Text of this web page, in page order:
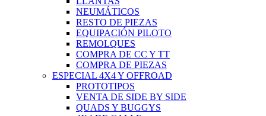
NEUMÁTICOS
RESTO DE PIEZAS
EQUIPACIÓN PILOTO
REMOLQUES
COMPRA DE CC Y TT
COMPRA DE PIEZAS
ESPECIAL 4X4 Y OFFROAD
PROTOTIPOS
VENTA DE SIDE BY SIDE
QUADS Y BUGGYS